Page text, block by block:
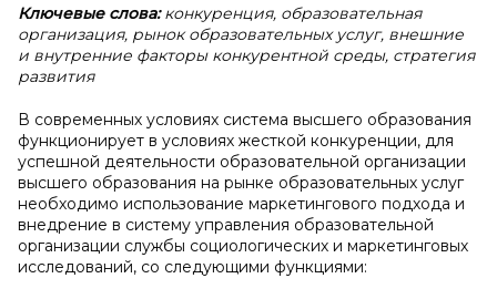
Ключевые слова:конкуренция, образовательная
организация, рынок образовательных услуг, внешние
и внутренние факторы конкурентной среды, стратегия
развития
В современных условиях система высшего образования
функционирует в условиях жесткой конкуренции, для
успешной деятельности образовательной организации
высшего образования на рынке образовательных услуг
необходимо использование маркетингового подхода и
внедрение в систему управления образовательной
организации службы социологических и маркетинговых
исследований, со следующими функциями: